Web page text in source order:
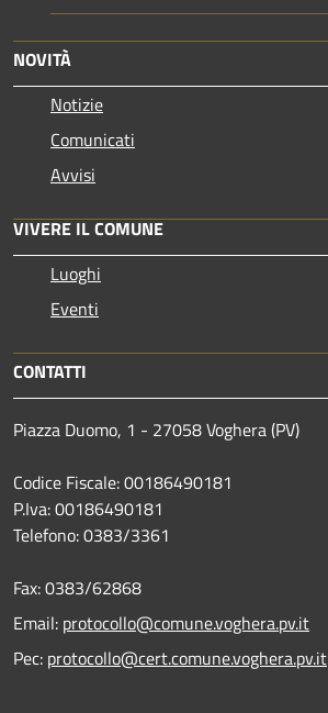
NOVITÀ
Notizie
Comunicati
Avvisi
VIVERE IL COMUNE
Luoghi
Eventi
CONTATTI
Piazza Duomo, 1 - 27058 Voghera (PV)
Codice Fiscale: 00186490181
P.Iva: 00186490181
Telefono:0383/3361
Fax:0383/62868
Email: protocollo@comune.voghera.pv.it
Pec: protocollo@cert.comune.voghera.pv.it